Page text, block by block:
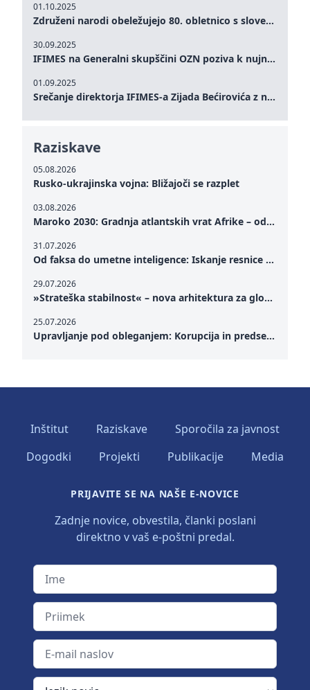
01.10.2025
Združeni narodi obeležujejo 80. obletnico s slovesnostmi na visoki ravni: Eileen Dong predstavlja IFIMES na področju ženskega vodstva, spodbujanja miru, pravičnosti, enakosti spolov in trajnostnega razvoja
30.09.2025
IFIMES na Generalni skupščini OZN poziva k nujnim naložbam v duševno zdravje in sisteme oskrbe, obogatene z umetno inteligenco
01.09.2025
Srečanje direktorja IFIMES-a Zijada Bećirovića z nekdanjim predsednikom črnogorske vlade Dritanom Abazovićem
Raziskave
05.08.2026
Rusko-ukrajinska vojna: Bližajoči se razplet
03.08.2026
Maroko 2030: Gradnja atlantskih vrat Afrike – od Tangerja v Mediteranu do novega geopolitičnega koridorja
31.07.2026
Od faksa do umetne inteligence: Iskanje resnice v novinarstvu v digitalni dobi
29.07.2026
»Strateška stabilnost« – nova arhitektura za globalno sodelovanje
25.07.2026
Upravljanje pod obleganjem: Korupcija in predsedovanje Zelenskega – kako notranje ranljivosti preizkušajo politično odpornost Ukrajine v kritičnem trenutku vojne
Inštitut Raziskave
Sporočila za javnost
Dogodki
Projekti Publikacije Media
PRIJAVITE SE NA NAŠE E-NOVICE
Zadnje novice, obvestila, članki poslani
direktno v vaš e-poštni predal.
Ime
Priimek
E-mail naslov
Jezik novic